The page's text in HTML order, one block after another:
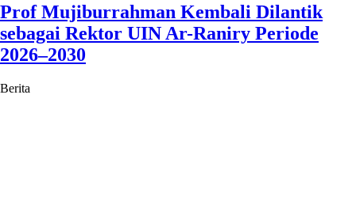
Prof Mujiburrahman Kembali Dilantik
sebagai Rektor UIN Ar-Raniry Periode
2026–2030
Berita